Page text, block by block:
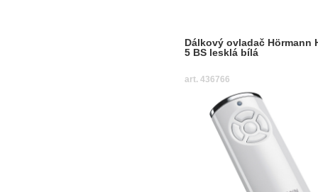
Dálkový ovladač Hörmann
5 BS lesklá bílá
art. 436766